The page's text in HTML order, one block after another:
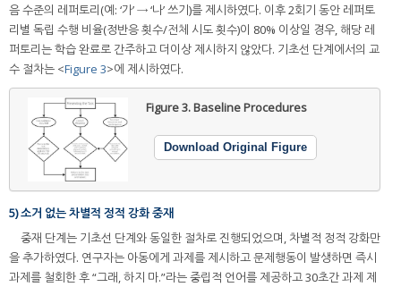
음 수준의 레퍼토리(예: ‘가’ → ‘나’ 쓰기)를 제시하였다. 이후 2회기 동안 레퍼토
리별 독립 수행 비율(정반응 횟수/전체 시도 횟수)이 80% 이상일 경우, 해당 레
퍼토리는 학습 완료로 간주하고 더이상 제시하지 않았다. 기초선 단계에서의 교
수 절차는 <Figure 3>에 제시하였다.
Figure 3.Baseline Procedures
Download Original Figure
5) 소거 없는 차별적 정적 강화 중재
중재 단계는 기초선 단계와 동일한 절차로 진행되었으며, 차별적 정적 강화만
을 추가하였다. 연구자는 아동에게 과제를 제시하고 문제행동이 발생하면 즉시
과제를 철회한 후 “그래, 하지 마.”라는 중립적 언어를 제공하고 30초간 과제 제